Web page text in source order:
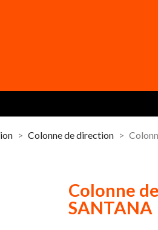
Colonne de direction
Colonne
SANTANA